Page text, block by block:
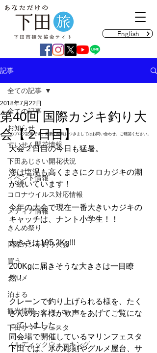
English
記事
全ての記事
お知らせ
すいせん開花情報
下田あじさい開花状況
イベント情報
コロナウイルス対応情報
メディア情報
きんめ祭り
国際カジキ釣り大会
買う
グルメ
泊まる
観光情報
下田サマーフェスタ
ノルディックウォーキング
全ての記事
第40回 国際カジキ釣り大
会【２日目】
2018年7月22日
大会２日目の今日も猛暑。
海は塩温も高くまさにクロカジキの潮
が続いています！
今年の大会で現在一番大きいカジキの
キャッチは、ナント小学生！！
大きさは195,2Kg!!!
200Kgに届きそうな大きさは一目瞭
然！
クレーンで釣り上げられる様を、たく
さんのお客様が歓声をあげてご覧にな
っていました。
同会場で開催しているマリンフェスタ
下田では、氷の彫刻やグルメ屋台、サ
のブログ記事です。最新の情報につきましてはお問い合わせ、ご確認ください。